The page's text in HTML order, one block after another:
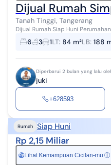
Dijual Rumah
Tanah Tinggi, Tangerang
Dijual Rumah Siap Huni
Kota Tangerang Rp 1.9 M nego Cash Kpr Bank LT 84 m² (7×12)
Bangunan 188 m...
6 3 1LT: 84 m²LB: 188
Diperbarui 2 bulan yang lalu
juki
+628593...
Rumah Siap Huni
Rp 2,15 Miliar
Rp Lihat Kemampuan Cicilan-mu ⓘ